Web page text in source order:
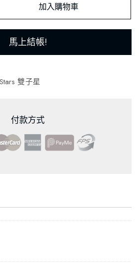
加入購物車
馬上結帳!
雙子星
付款方式